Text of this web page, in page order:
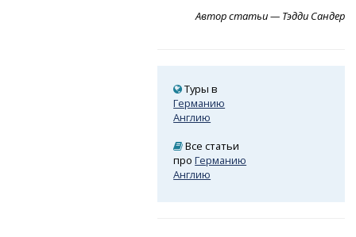
Автор статьи — Тэдди Сандер
Туры в
Германию
Англию
Все статьи
проГерманию
Англию